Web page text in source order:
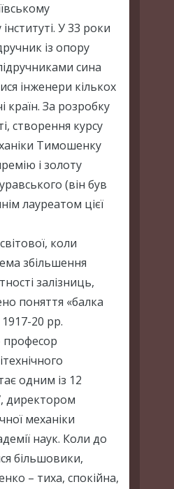
У 33 роки
із опору
сина
інженери кількох
країн. За розробку
створення курсу
Тимошенку
і золоту
(він був
лауреатом цієї
коли
збільшення
залізниць,
поняття «балка
20 рр.
одним із 12
директором
механіки
наук. Коли до
більшовики,
– тиха, спокійна,